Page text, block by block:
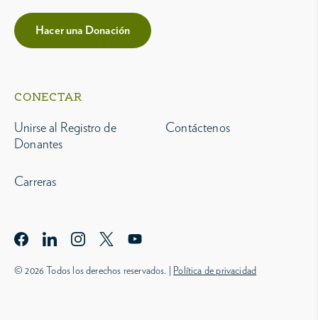
Hacer una Donación
CONECTAR
Unirse al Registro de
Donantes
Carreras
Contáctenos
© 2026 Todos los derechos reservados. | Política de privacidad